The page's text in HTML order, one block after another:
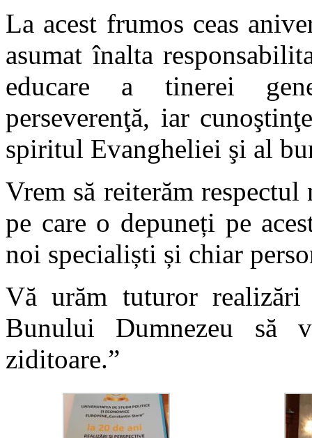
La acest frumos ceas
asumat înalta
educare a tinerei
perseverenţă, iar
spiritul Evangheliei şi al
Vrem să reiterăm
pe care o depuneți pe
noi specialiști și chiar
Vă urăm tuturor
Bunului Dumnezeu să
ziditoare.”